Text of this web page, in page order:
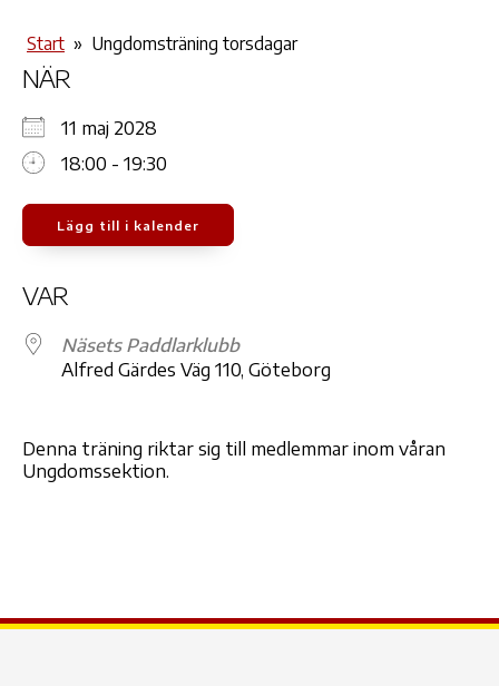
Start » Ungdomsträning torsdagar
NÄR
11 maj 2028
18:00 - 19:30
Lägg till i kalender
VAR
Näsets Paddlarklubb
Alfred Gärdes Väg 110, Göteborg
Denna träning riktar sig till medlemmar inom våran
Ungdomssektion.